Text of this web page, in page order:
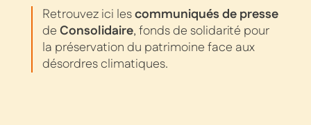
Retrouvez ici lescommuniqués de presse
deConsolidaire, fonds de solidarité pour
la préservation du patrimoine face aux
désordres climatiques.